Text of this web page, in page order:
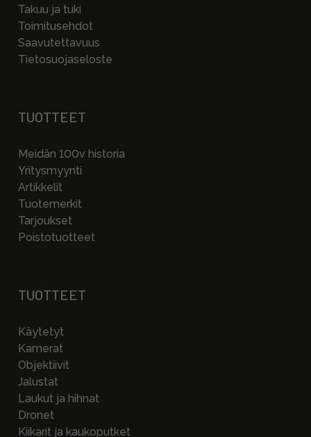
Takuu ja tuki
Toimitusehdot
Saavutettavuus
Tietosuojaseloste
TUOTTEET
Meidän 100v historia
Yritysmyynti
Artikkelit
Tuotemerkit
Tarjoukset
Poistotuotteet
TUOTTEET
Käytetyt
Kamerat
Objektiivit
Jalustat
Laukut ja hihnat
Dronet
Kiikarit ja kaukoputket